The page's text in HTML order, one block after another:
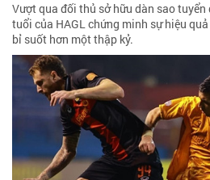
Vượt qua đối thủ sở hữu dàn sao
tuổi của HAGL chứng minh sự hiệu
bỉ suốt hơn một thập kỷ.